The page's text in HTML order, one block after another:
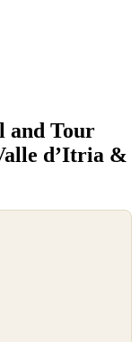
and Tour
d’Itria &